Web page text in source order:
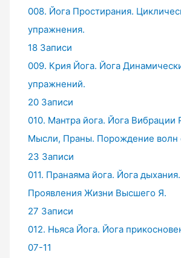
008. Йога Простирания.
упражнения.
18 Записи
009. Крия Йога. Йога
упражнений.
20 Записи
010. Мантра йога. Йога Вибрации
Мысли, Праны. Порождение волн
23 Записи
011. Пранаяма йога. Йога дыхания.
Проявления Жизни Высшего Я.
27 Записи
012. Ньяса Йога. Йога
07-11